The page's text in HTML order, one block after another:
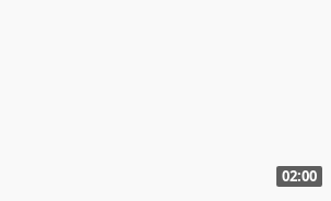
02:00